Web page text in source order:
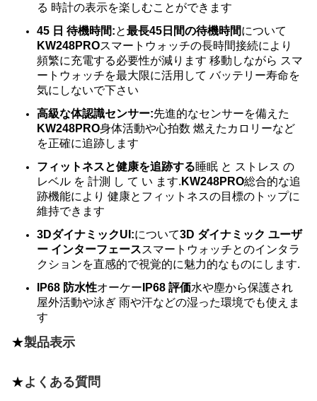
る 時計の表示を楽しむことができます
45 日 待機時間:と最長45日間の待機時間について
KW248PROスマートウォッチの長時間接続により
頻繁に充電する必要性が減ります 移動しながら スマ
ートウォッチを最大限に活用して バッテリー寿命を
気にしないで下さい
高級な体認識センサー:先進的なセンサーを備えた
KW248PRO身体活動や心拍数 燃えたカロリーなど
を正確に追跡します
フィットネスと健康を追跡する睡眠 と ストレス の
レベル を 計測 し て い ます. KW248PRO総合的な追
跡機能により 健康とフィットネスの目標のトップに
維持できます
3DダイナミックUI:について3D ダイナミック ユーザ
ー インターフェーススマートウォッチとのインタラ
クションを直感的で視覚的に魅力的なものにします.
IP68 防水性オーケー IP68 評価水や塵から保護され
屋外活動や泳ぎ 雨や汗などの湿った環境でも使えま
す
★製品表示
★よくある質問